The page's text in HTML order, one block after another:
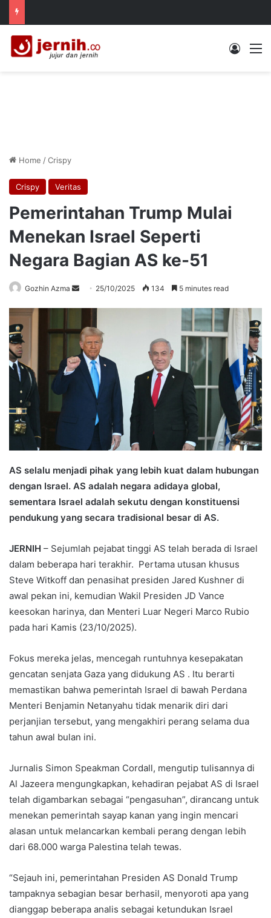
Log In
Home /Crispy
Crispy Veritas
Pemerintahan Trump Mulai
Menekan Israel Seperti
Negara Bagian AS ke-51
Gozhin Azma
Send 25/10/2025 134 5 minutes read
AS selalu menjadi pihak yang lebih kuat dalam hubungan
dengan Israel. AS adalah negara adidaya global,
sementara Israel adalah sekutu dengan konstituensi
pendukung yang secara tradisional besar di AS.
JERNIH – Sejumlah pejabat tinggi AS telah berada di Israel
dalam beberapa hari terakhir. Pertama utusan khusus
Steve Witkoff dan penasihat presiden Jared Kushner di
awal pekan ini, kemudian Wakil Presiden JD Vance
keesokan harinya, dan Menteri Luar Negeri Marco Rubio
pada hari Kamis (23/10/2025).
Fokus mereka jelas, mencegah runtuhnya kesepakatan
gencatan senjata Gaza yang didukung AS . Itu berarti
memastikan bahwa pemerintah Israel di bawah Perdana
Menteri Benjamin Netanyahu tidak menarik diri dari
perjanjian tersebut, yang mengakhiri perang selama dua
tahun awal bulan ini.
Jurnalis Simon Speakman Cordall, mengutip tulisannya di
Al Jazeera mengungkapkan, kehadiran pejabat AS di Israel
telah digambarkan sebagai “pengasuhan”, dirancang untuk
menekan pemerintah sayap kanan yang ingin mencari
alasan untuk melancarkan kembali perang dengan lebih
dari 68.000 warga Palestina telah tewas.
“Sejauh ini, pemerintahan Presiden AS Donald Trump
tampaknya sebagian besar berhasil, menyoroti apa yang
dianggap beberapa analis sebagai ketundukan Israel